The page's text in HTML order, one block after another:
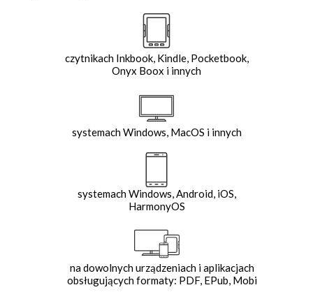
czytnikach Inkbook, Kindle, Pocketbook,
Onyx Boox i innych
systemach Windows, MacOS i innych
systemach Windows, Android, iOS,
HarmonyOS
na dowolnych urządzeniach i aplikacjach
obsługujących formaty: PDF, EPub, Mobi